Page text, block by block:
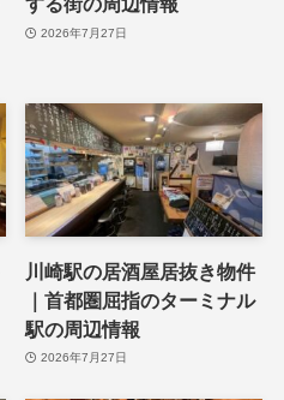
2026年7月27日
川崎駅の居酒屋居抜き物件
｜首都圏屈指のターミナル
駅の周辺情報
2026年7月27日